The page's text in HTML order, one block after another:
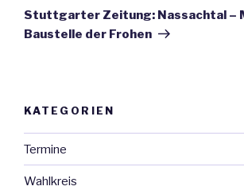
Beitrag
Stuttgarter Zeitung: Nassachtal –
Baustelle der Frohen
KATEGORIEN
Termine
Wahlkreis